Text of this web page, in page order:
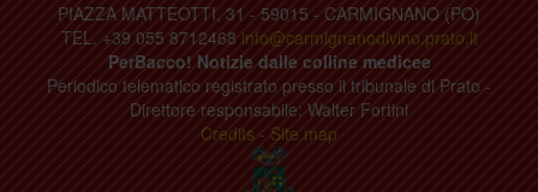
PIAZZA MATTEOTTI, 31 - 59015 - CARMIGNANO (PO)
TEL. +39 055 8712468 info@carmignanodivino.prato.it
PerBacco! Notizie dalle colline medicee
Periodico telematico registrato presso il tribunale di Prato -
Direttore responsabile: Walter Fortini
Credits - Site map